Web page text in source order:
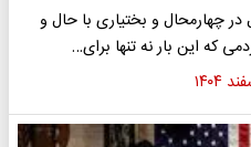
چهارمحال و بختیاری با حال و
که این بار نه تنها برای…